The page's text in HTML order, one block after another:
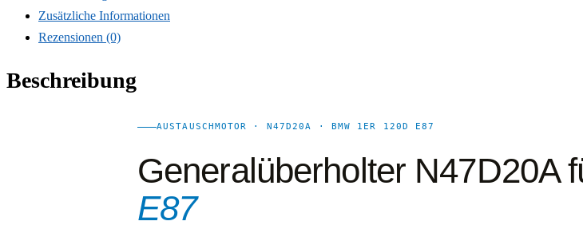
Zusätzliche Informationen
Rezensionen (0)
Beschreibung
AUSTAUSCHMOTOR · N47D20A · BMW 1ER 120D E87
Generalüberholter N47D20A
E87